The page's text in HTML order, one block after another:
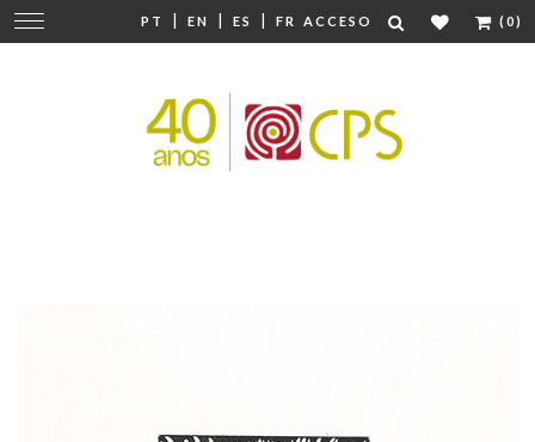
PT | EN | ES | FR ACCESO (0)
Cambiar
navegación